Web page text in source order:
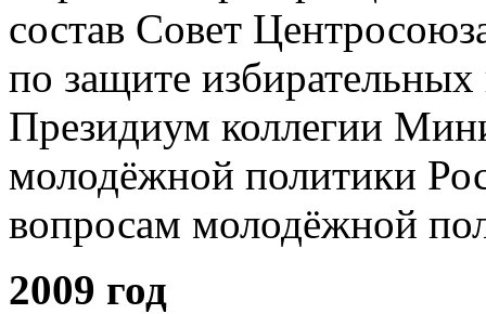
состав Совет
по защите
Президиум коллегии
молодёжной политики
вопросам молодёжной
2009 год